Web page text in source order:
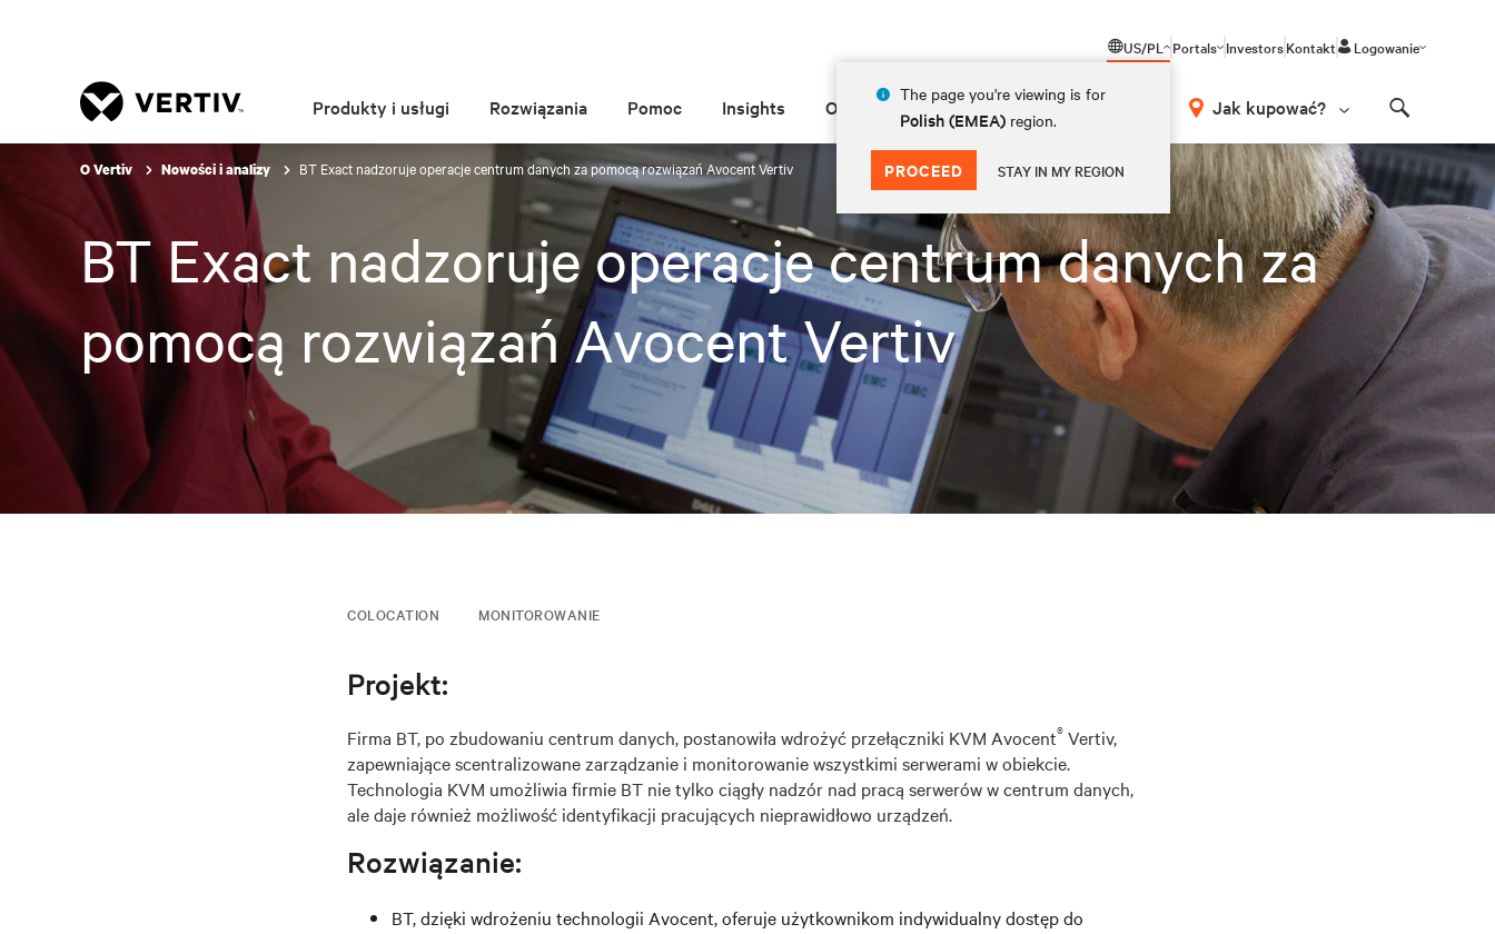
US/PL
The page you're viewing is for
Polish (EMEA) region.
PROCEED STAY IN MY REGION
Portals InvestorsKontakt Logowanie
Produkty i usługi Rozwiązania Pomoc Insights O Vertiv Jak kupować?
O Vertiv Nowości i analizy BT Exact nadzoruje operacje centrum danych za pomocą rozwiązań Avocent Vertiv
BT Exact nadzoruje operacje centrum danych za
pomocą rozwiązań Avocent Vertiv
COLOCATION MONITOROWANIE
Projekt:
Firma BT, po zbudowaniu centrum danych, postanowiła wdrożyć przełączniki KVM Avocent® Vertiv,
zapewniające scentralizowane zarządzanie i monitorowanie wszystkimi serwerami w obiekcie.
Technologia KVM umożliwia firmie BT nie tylko ciągły nadzór nad pracą serwerów w centrum danych,
ale daje również możliwość identyfikacji pracujących nieprawidłowo urządzeń.
Rozwiązanie:
BT, dzięki wdrożeniu technologii Avocent, oferuje użytkownikom indywidualny dostęp do